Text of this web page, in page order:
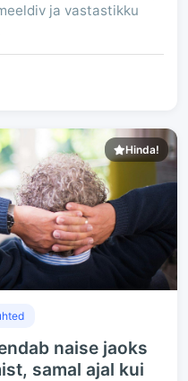
ja vastastikku
Hinda!
naise jaoks
samal ajal kui